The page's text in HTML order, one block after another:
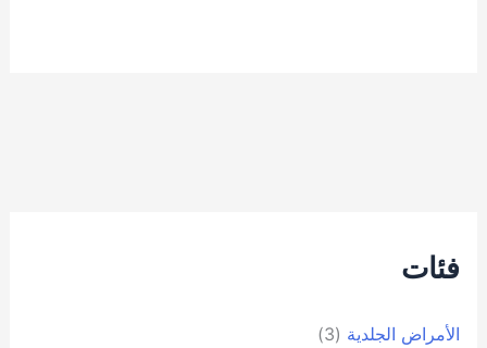
فئات
الأمراض الجلدية (3)